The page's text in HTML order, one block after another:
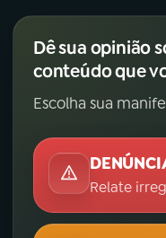
Dê sua opinião
conteúdo que
Escolha sua
Relate